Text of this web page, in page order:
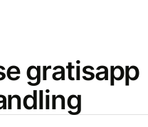
gratisapp